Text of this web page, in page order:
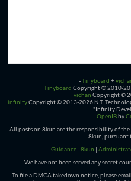
-Tinyboard +
Tinyboard Copyright © 2010-
vichan Copyright ©
infinityCopyright © 2013-2026 N.T.
"Infinity
OpenIBby
All posts on 8kun are the responsibility of
8kun, pursuant
Guidance - 8kun |
We have not been served any secret
To file a DMCA takedown notice, please email